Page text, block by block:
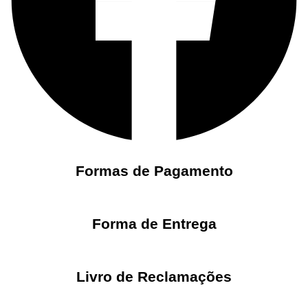
Formas de Pagamento
Forma de Entrega
Livro de Reclamações